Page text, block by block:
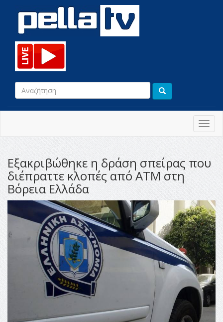
Εξακριβώθηκε η δράση σπείρας που
διέπραττε κλοπές από ΑΤΜ στη
Βόρεια Ελλάδα